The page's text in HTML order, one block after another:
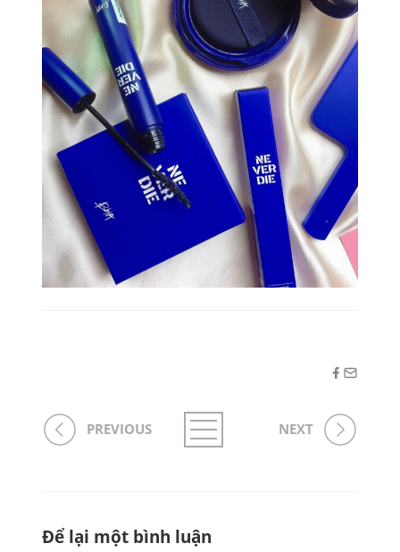
PREVIOUS NEXT
Để lại một bình luận